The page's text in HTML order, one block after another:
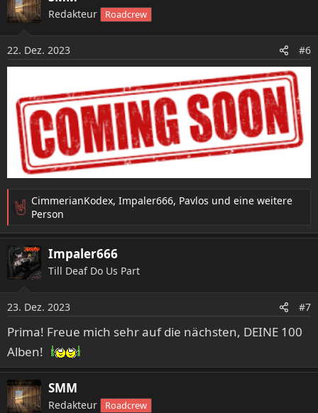
k
t
n
e
Redakteur Roadcrew
22. Dez. 2023 #6
R
a
k
t
i
o
n
e
n
:
CimmerianKodex, Impaler666, Pavlos und eine weitere
Person
Impaler666
Till Deaf Do Us Part
23. Dez. 2023 #7
Prima! Freue mich sehr auf die nächsten, DEINE 100
Alben!
SMM
Redakteur Roadcrew